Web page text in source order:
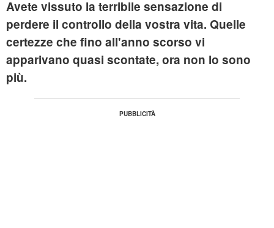
Avete vissuto la terribile sensazione di
perdere il controllo della vostra vita. Quelle
certezze che fino all'anno scorso vi
apparivano quasi scontate, ora non lo sono
più.